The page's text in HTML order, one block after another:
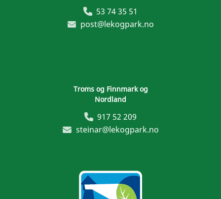
53 74 35 51
post@lekogpark.no
Troms og Finnmark og
Nordland
917 52 209
steinar@lekogpark.no